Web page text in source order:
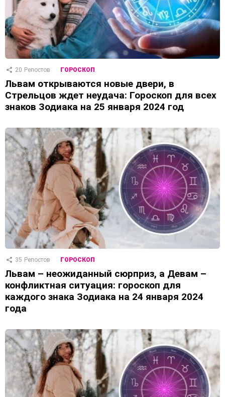
20 Репостов ГОРОСКОП
Львам открываются новые двери, в
Стрельцов ждет неудача: Гороскоп для всех
знаков Зодиака на 25 января 2024 год
35 Репостов ГОРОСКОП
Львам – неожиданный сюрприз, а Девам –
конфликтная ситуация: гороскоп для
каждого знака Зодиака на 24 января 2024
года